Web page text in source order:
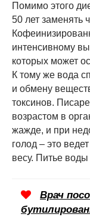
Помимо этого
50 лет заменять
интенсивному
которых может
К тому же вода
и обмену
токсинов.
возрастом в
жажде, и при
голод – это
весу. Питье
Врач